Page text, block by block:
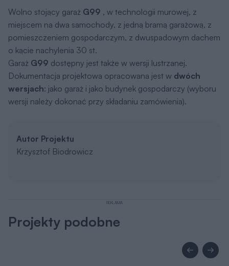
Wolno stojący garaż G99 , w technologii murowej, z
miejscem na dwa samochody, z jedną bramą garażową, z
pomieszczeniem gospodarczym, z dwuspadowym dachem
o kącie nachylenia 30 st.
Garaż G99 dostępny jest także w wersji lustrzanej.
Dokumentacja projektowa opracowana jest w dwóch
wersjach: jako garaż i jako budynek gospodarczy (wyboru
wersji należy dokonać przy składaniu zamówienia).
Autor Projektu
Krzysztof Biodrowicz
REKLAMA
Projekty podobne